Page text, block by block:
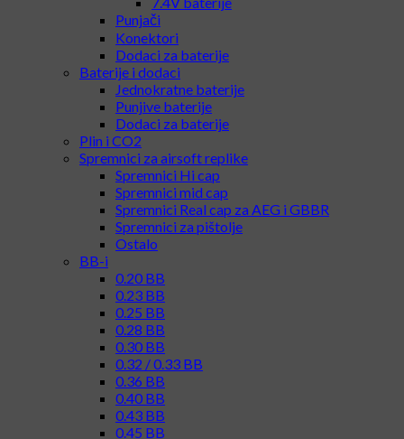
Punjači
Konektori
Dodaci za baterije
Baterije i dodaci
Jednokratne baterije
Punjive baterije
Dodaci za baterije
Plin i CO2
Spremnici za airsoft replike
Spremnici Hi cap
Spremnici mid cap
Spremnici Real cap za AEG i GBBR
Spremnici za pištolje
Ostalo
BB-i
0.20 BB
0.23 BB
0.25 BB
0.28 BB
0.30 BB
0.32 / 0.33 BB
0.36 BB
0.40 BB
0.43 BB
0.45 BB